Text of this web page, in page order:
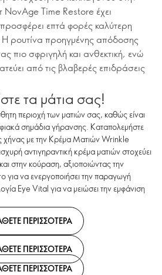
NovAge Time Restore έχει
προσφέρει επτά φορές καλύτερη
Η ρουτίνα προηγμένης απόδοσης
πιο σφριγηλή και ανθεκτική, ενώ
από τις βλαβερές επιδράσεις
τα μάτια σας!
περιοχή των ματιών σας, καθώς είναι
σημάδια γήρανσης. Καταπολεμήστε
χήνας με την Κρέμα Ματιών Wrinkle
αντιγηραντική κρέμα ματιών στοχεύει
στην κούραση, αξιοποιώντας την
για να ενεργοποιήσει την παραγωγή
Eye Vital για να μειώσει την εμφάνιση
ΠΕΡΙΣΣΟΤΕΡΑ
ΠΕΡΙΣΣΟΤΕΡΑ
ΠΕΡΙΣΣΟΤΕΡΑ